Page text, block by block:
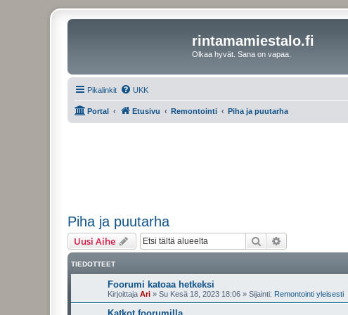
rintamamiestalo.fi
Olkaa hyvät. Sana on vapaa.
Pikalinkit UKK
Portal Etusivu Remontointi Piha ja puutarha
Piha ja puutarha
Uusi Aihe Etsi
TIEDOTTEET
Foorumi katoaa hetkeksi
Kirjoittaja Ari » Su Kesä 18, 2023 18:06 » Sijainti: Remontointi yleisesti
Katkot foorumilla